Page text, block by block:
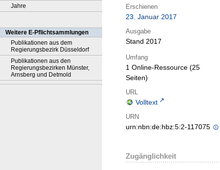
Jahre
Weitere E-Pflichtsammlungen
Publikationen aus dem
Regierungsbezirk Düsseldorf
Publikationen aus den
Regierungsbezirken Münster,
Arnsberg und Detmold
Erschienen
23. Januar 2017
Ausgabe
Stand 2017
Umfang
1 Online-Ressource (25
Seiten)
URL
Volltext
URN
urn:nbn:de:hbz:5:2-117075
Zugänglichkeit